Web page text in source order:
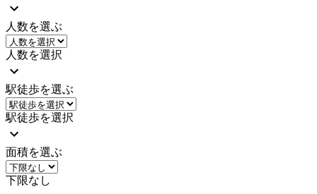
人数を選ぶ
人数を選択
駅徒歩を選ぶ
駅徒歩を選択
面積を選ぶ
下限なし